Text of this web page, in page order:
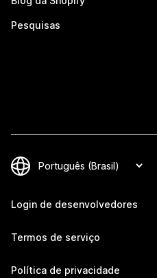
Pesquisas
Login de desenvolvedores
Termos de serviço
Política de privacidade